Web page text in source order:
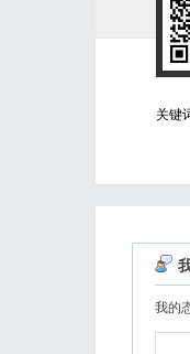
关键